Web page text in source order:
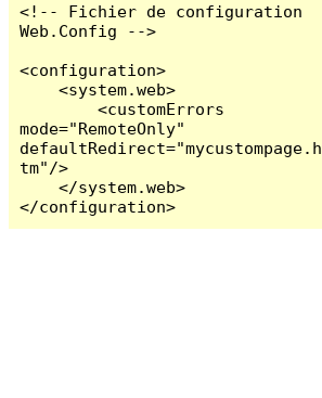
<!-- Fichier de configuration
Web.Config -->
<configuration>
    <system.web>
        <customErrors
mode="RemoteOnly"
defaultRedirect="mycustompage.h
tm"/>
    </system.web>
</configuration>